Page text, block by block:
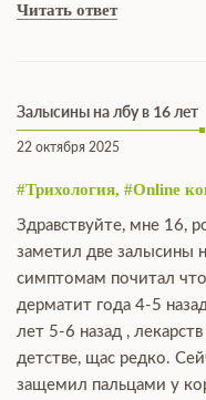
Читать ответ
Залысины на лбу в 16 лет
22 октября 2025
#Трихология, #Online
Здравствуйте, мне 16,
заметил две залысины
симптомам почитал
дерматит года 4-5
лет 5-6 назад ,
детстве, щас редко.
защемил пальцами у